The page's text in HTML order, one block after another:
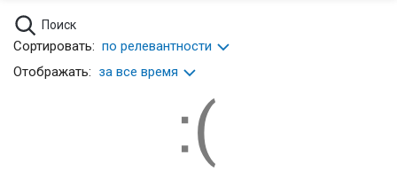
Поиск
Сортировать: по релевантности
Отображать: за все время